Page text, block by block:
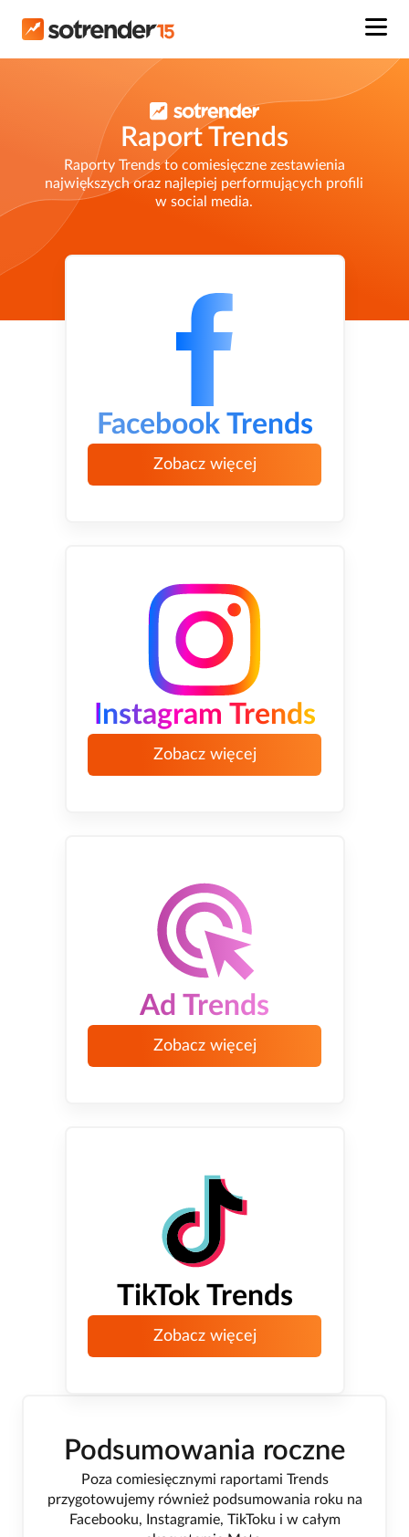
Raport Trends
Raporty Trends to comiesięczne zestawienia
największych oraz najlepiej performujących profili
w social media.
Facebook Trends
Zobacz więcej
Instagram Trends
Zobacz więcej
Ad Trends
Zobacz więcej
TikTok Trends
Zobacz więcej
Podsumowania roczne
Poza comiesięcznymi raportami Trends
przygotowujemy również podsumowania roku na
Facebooku, Instagramie, TikToku i w całym